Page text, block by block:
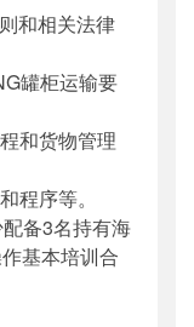
和相关法律
罐柜运输要
和货物管理
序等。
备3名持有海
基本培训合